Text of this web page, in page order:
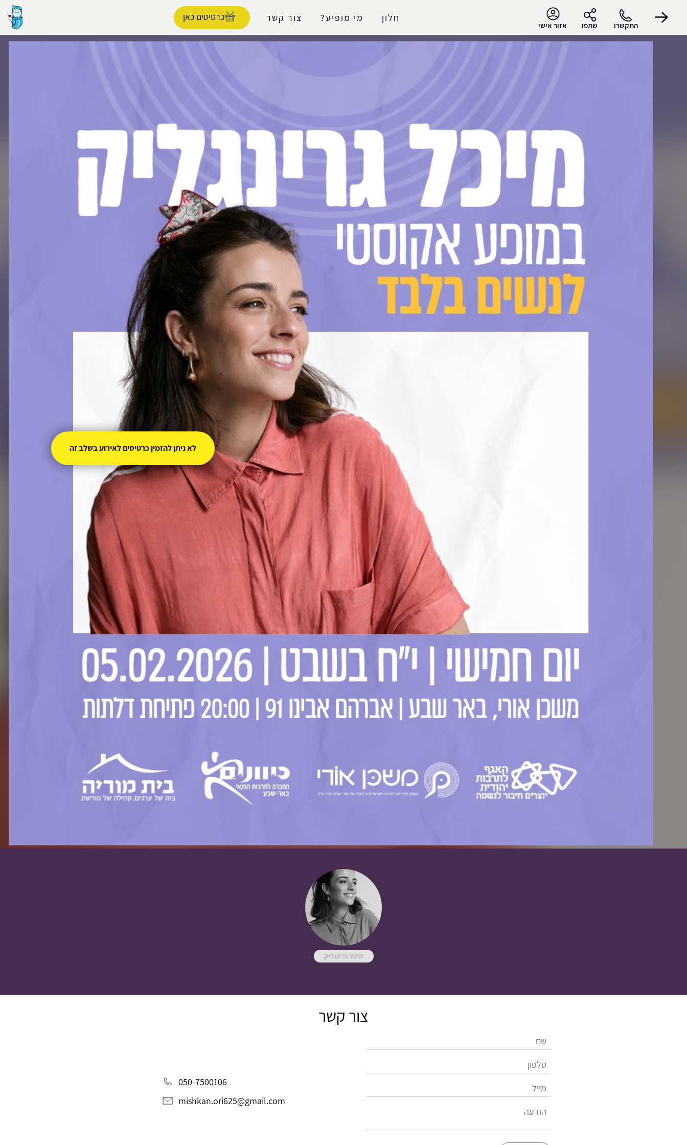
התקשרו שתפו אזור אישי
חלון מי מופיע? צור קשר כרטיסים כאן
מיכל גרינגליק
צור קשר
050-7500106
mishkan.ori625@gmail.com
לא ניתן להזמין כרטיסים לאירוע בשלב זה